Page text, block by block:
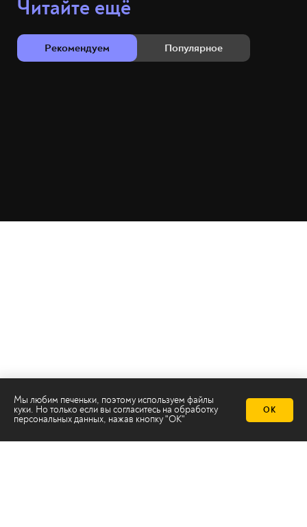
Читайте ещё
Рекомендуем Популярное
Мы любим печеньки, поэтому используем файлы
куки. Но только если вы согласитесь на обработку
персональных данных, нажав кнопку "ОК"
ОК
Телеканал 2х2
Онлайн-эфир
Все авторы
Все темы